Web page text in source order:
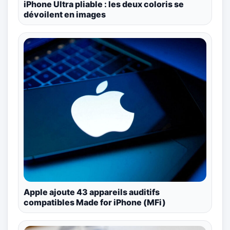
iPhone Ultra pliable : les deux coloris se
dévoilent en images
Apple ajoute 43 appareils auditifs
compatibles Made for iPhone (MFi)